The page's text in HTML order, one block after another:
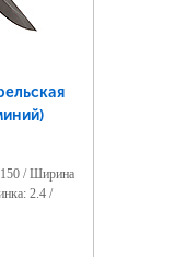
/ Ширина
2.4 /